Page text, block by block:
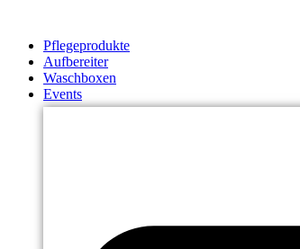
springenPflegeprodukte
Aufbereiter
Waschboxen
Events